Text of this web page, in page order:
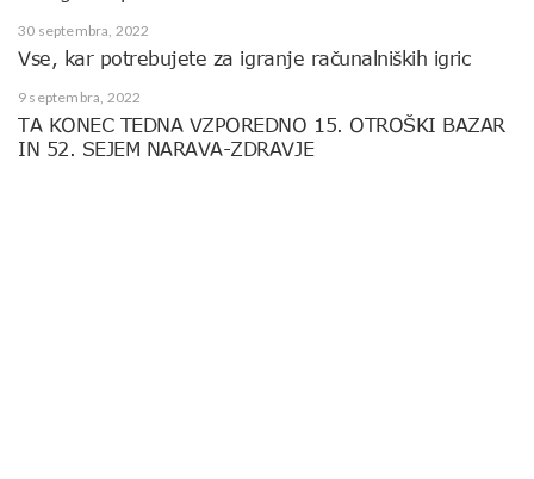
30 septembra, 2022
Vse, kar potrebujete za igranje računalniških igric
9 septembra, 2022
TA KONEC TEDNA VZPOREDNO 15. OTROŠKI BAZAR
IN 52. SEJEM NARAVA-ZDRAVJE